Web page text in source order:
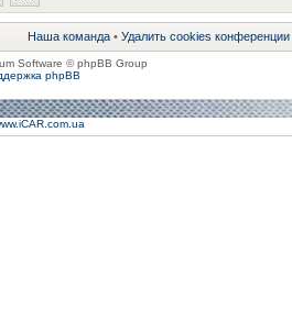
Наша команда • Удалить cookies конференции
Software © phpBB Group
phpBB